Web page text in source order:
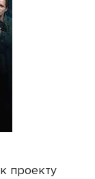
проекту